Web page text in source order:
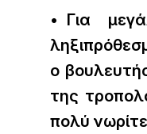
• Για
ο
της
πολύ